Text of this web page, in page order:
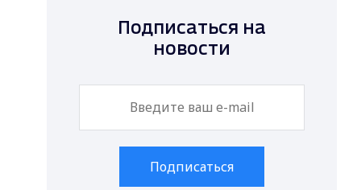
Подписаться на
новости
Подписаться